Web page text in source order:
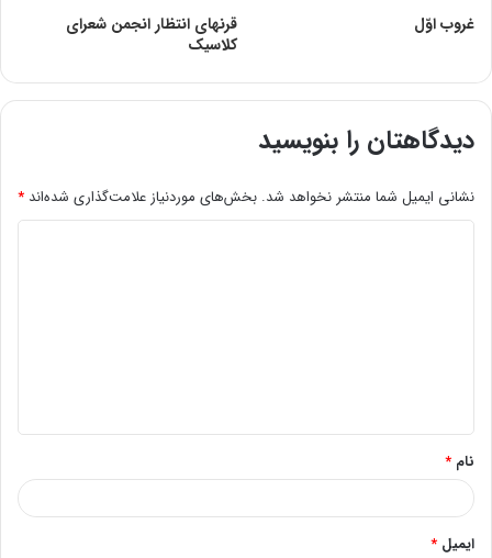
غروب اوّل
قرنهاى انتظار انجمن شعراى
کلاسیک
دیدگاهتان را بنویسید
نشانی ایمیل شما منتشر نخواهد شد. بخش‌های موردنیاز علامت‌گذاری شده‌اند *
*
نام *
ایمیل *